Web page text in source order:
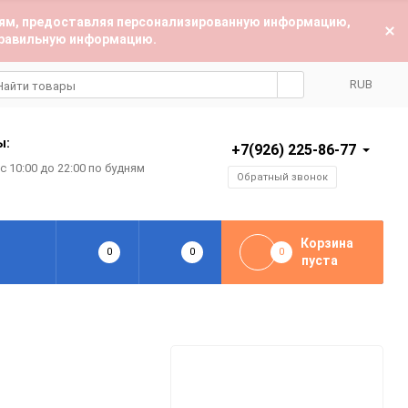
предоставляя персонализированную информацию,
информацию.
RUB
10:00 до 22:00 по будням
+7(926) 225-86-77
Обратный звонок
0 0 0
Корзина
пуста